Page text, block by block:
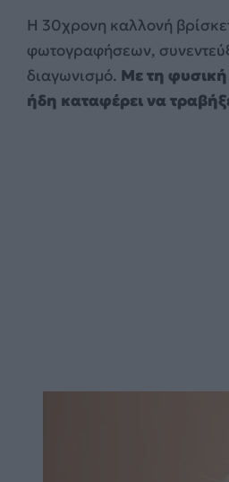
Η 30χρονη καλλονή
φωτογραφήσεων,
διαγωνισμό. Με τη φυσική
ήδη καταφέρει να